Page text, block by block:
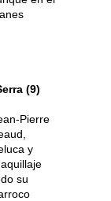
(9)
Pierre
y
su